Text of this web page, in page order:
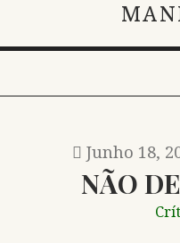
Junho 18,
NÃO